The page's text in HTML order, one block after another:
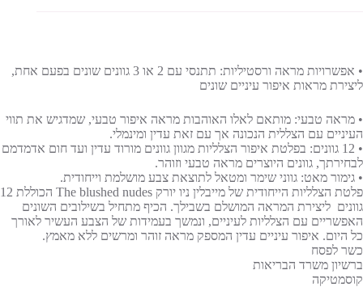
• אפשרויות מראה ורסטיליות: תתנסי עם 2 או 3 גוונים שונים בפעם אחת,
ליצירת מראות איפור עיניים שונים
• מראה טבעי: מותאם לאלו האוהבות מראה איפור טבעי, שמדגיש את תווי
העיניים עם הצללית הנכונה אך עם זאת עדין ומינמלי.
• 12 גוונים: בפלטת איפור הצלליות מגוון גוונים מורוד עדין ועד חום אדמדמם
לבחירתך, גוונים היוצרים מראה טבעי וזוהר.
• גימור מאט: גווני שימר ומטאל לתוצאת צבע מושלמת וייחודית.
פלטת הצלליות הייחודית של מייבלין ניו יורק The blushed nudes הכוללת 12
גוונים ליצירת המראה המושלם בשבילך. הכיף מתחיל בשילובים השונים
האפשריים עם הצלליות לעיניים, ונמשך בעמידות של הצבע העשיר לאורך
כל היום. איפור עיניים עדין המספק מראה זוהר ומרשים ללא מאמץ.
כשר לפסח
ברשיון משרד הבריאות
קוסמטיקה